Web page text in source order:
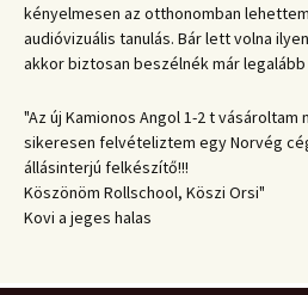
kényelmesen az otthonomban
audióvizuális tanulás. Bár lett volna
akkor biztosan beszélnék már legalább
"Az új Kamionos Angol 1-2 t vásároltam
sikeresen felvételiztem egy Norvég
állásinterjú felkészítő!!!
Köszönöm Rollschool, Köszi Orsi"
Kovi a jeges halas